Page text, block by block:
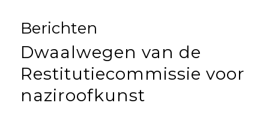
Berichten
Dwaalwegen van de
Restitutiecommissie voor
naziroofkunst